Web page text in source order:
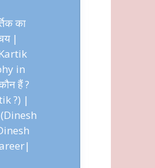
का
|
in
हैं ?
?) |
(Dinesh